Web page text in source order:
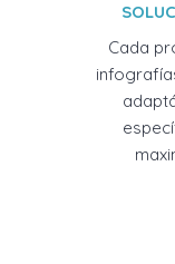
Cada